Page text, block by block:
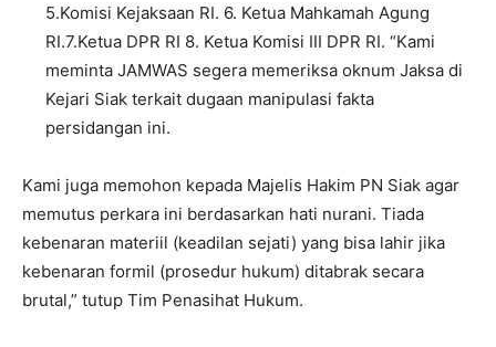
5.Komisi Kejaksaan RI. 6. Ketua Mahkamah Agung
RI.7.Ketua DPR RI 8. Ketua Komisi III DPR RI. “Kami
meminta JAMWAS segera memeriksa oknum Jaksa di
Kejari Siak terkait dugaan manipulasi fakta
persidangan ini.
Kami juga memohon kepada Majelis Hakim PN Siak agar
memutus perkara ini berdasarkan hati nurani. Tiada
kebenaran materiil (keadilan sejati) yang bisa lahir jika
kebenaran formil (prosedur hukum) ditabrak secara
brutal,” tutup Tim Penasihat Hukum.